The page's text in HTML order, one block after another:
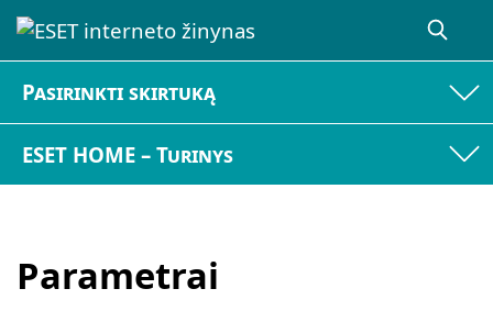
Pasirinkti skirtuką
ESET HOME – Turinys
Parametrai